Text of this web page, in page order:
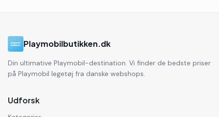
Playmobilbutikken.dk
Din ultimative Playmobil-destination. Vi finder de bedste priser
på Playmobil legetøj fra danske webshops.
Udforsk